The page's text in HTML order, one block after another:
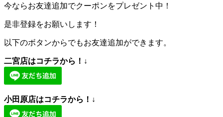
今ならお友達追加でクーポンをプレゼント中！
是非登録をお願いします！
以下のボタンからでもお友達追加ができます。
二宮店はコチラから！↓
小田原店はコチラから！↓